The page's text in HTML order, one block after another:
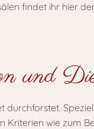
findet ihr hier
und
durchforstet.
wie zum